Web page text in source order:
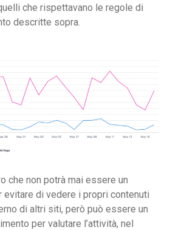
che rispettavano le regole di
descritte sopra.
che non potrà mai essere un
evitare di vedere i propri contenuti
di altri siti, però può essere un
per valutare l’attività, nel